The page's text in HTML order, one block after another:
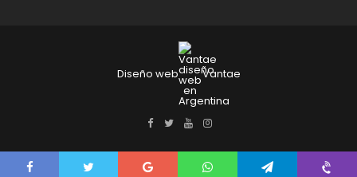
Diseño web Vantae